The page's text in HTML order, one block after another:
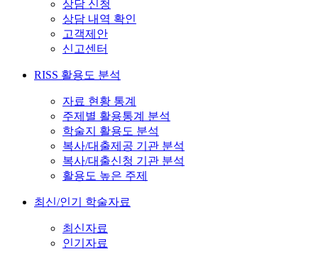
상담 신청
상담 내역 확인
고객제안
신고센터
RISS 활용도 분석
자료 현황 통계
주제별 활용통계 분석
학술지 활용도 분석
복사/대출제공 기관 분석
복사/대출신청 기관 분석
활용도 높은 주제
최신/인기 학술자료
최신자료
인기자료